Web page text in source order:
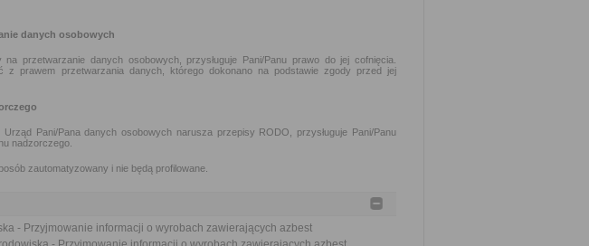
danych osobowych
przetwarzanie danych osobowych, przysługuje Pani/Panu prawo do jej cofnięcia.
z prawem przetwarzania danych, którego dokonano na podstawie zgody przed jej
Pani/Pana danych osobowych narusza przepisy RODO, przysługuje Pani/Panu
nadzorczego.
zautomatyzowany i nie będą profilowane.
- Przyjmowanie informacji o wyrobach zawierających azbest